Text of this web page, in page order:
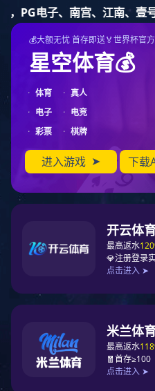
豪门国际
苏州豪门
豪门
2025年豪门国
来源:未知 发布时